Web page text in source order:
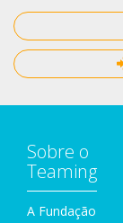
Sobre o
Teaming
A Fundação